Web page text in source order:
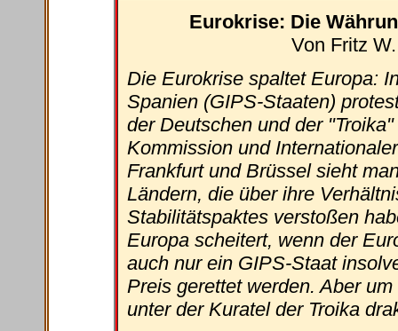
Eurokrise: Die
Von Fritz
Die Eurokrise spaltet Europa:
Spanien (GIPS-Staaten)
der Deutschen und der
Kommission und
Frankfurt und Brüssel sieht
Ländern, die über ihre
Stabilitätspaktes verstoßen
Europa scheitert, wenn der
auch nur ein GIPS-Staat
Preis gerettet werden. Aber
unter der Kuratel der Troika